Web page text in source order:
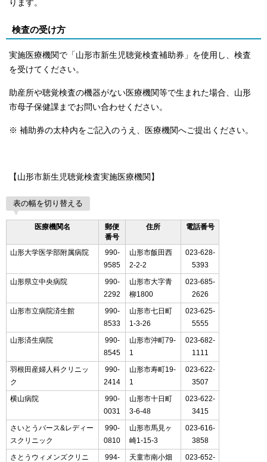
ります。
検査の受け方
実施医療機関で「山形市新生児聴覚検査補助券」を使用し、検査
を受けてください。
助産所や聴覚検査の機器がない医療機関等で生まれた場合、山形
市母子保健課までお問い合わせください。
※ 補助券の太枠内をご記入のうえ、医療機関へご提出ください。
【山形市新生児聴覚検査実施医療機関】
表の幅を切り替える
医療機関名
郵便
番号
住所 電話番号
山形大学医学部附属病院
990‐
9585
山形市飯田西
2‐2‐2
023‐628‐
5393
山形県立中央病院
990‐
2292
山形市大字青
柳1800
023‐685‐
2626
山形市立病院済生館
990‐
8533
山形市七日町
1‐3‐26
023‐625‐
5555
山形済生病院
990‐
8545
山形市沖町79‐
1
023‐682‐
1111
羽根田産婦人科クリニッ
ク
990‐
2414
山形市寿町19‐
1
023‐622‐
3507
横山病院
990‐
0031
山形市十日町
3‐6‐48
023‐622‐
3415
さいとうバース&レディー
スクリニック
990‐
0810
山形市馬見ヶ
崎1‐15‐3
023‐616‐
3858
さとうウィメンズクリニ
994‐
天童市南小畑
023‐652‐